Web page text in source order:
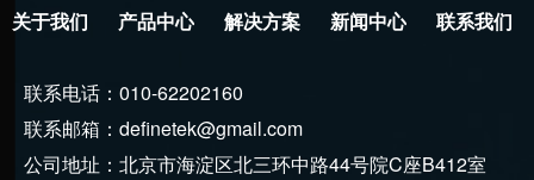
关于我们 产品中心 解决方案 新闻中心 联系我们
联系电话：010-62202160
联系邮箱：definetek@gmail.com
公司地址：北京市海淀区北三环中路44号院C座B412室